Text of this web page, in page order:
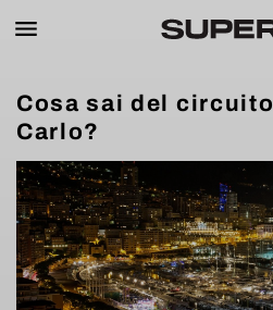
Cosa sai del
Carlo?